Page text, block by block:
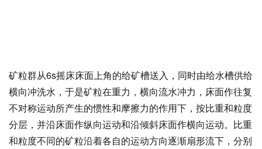
矿粒群从6s摇床床面上角的给矿槽送入，同时由给水槽供给
横向冲洗水，于是矿粒在重力，横向流水冲力，床面作往复
不对称运动所产生的惯性和摩擦力的作用下，按比重和粒度
分层，并沿床面作纵向运动和沿倾斜床面作横向运动。比重
和粒度不同的矿粒沿着各自的运动方向逐渐扇形流下，分别